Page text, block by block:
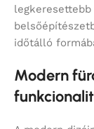
időtálló
Modern